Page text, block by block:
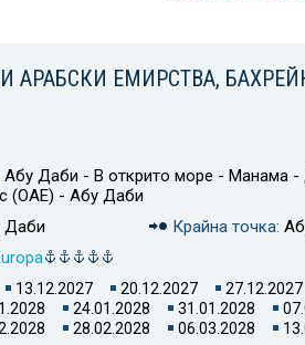
АРАБСКИ ЕМИРСТВА,
Абу Даби - В открито море - Манама
(ОАЕ) - Абу Даби
Даби Крайна точка:
13.12.2027 20.12.2027 27.12.2027
24.01.2028 31.01.2028
28.02.2028 06.03.2028